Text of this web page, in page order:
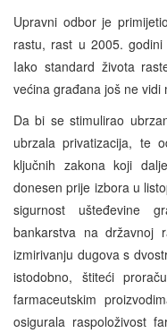
Upravni odbor je
rastu, rast u 2005.
Iako standard života
većina građana još ne
Da bi se stimulirao
ubrzala privatizacija, te
ključnih zakona koji
donesen prije izbora u
sigurnost ušteđevine
bankarstva na državnoj
izmirivanju dugova s
istodobno, štiteći
farmaceutskim
osigurala raspoloživost